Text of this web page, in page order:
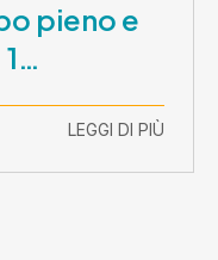
pieno e
scritta e
LEGGI DI PIÙ